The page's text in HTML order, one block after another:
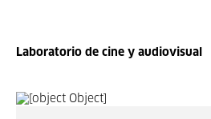
Laboratorio de cine y audiovisual